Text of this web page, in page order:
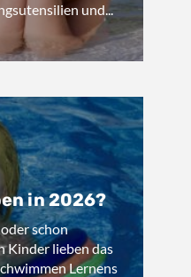
und...
in 2026?
schon
Kinder lieben das
Lernens